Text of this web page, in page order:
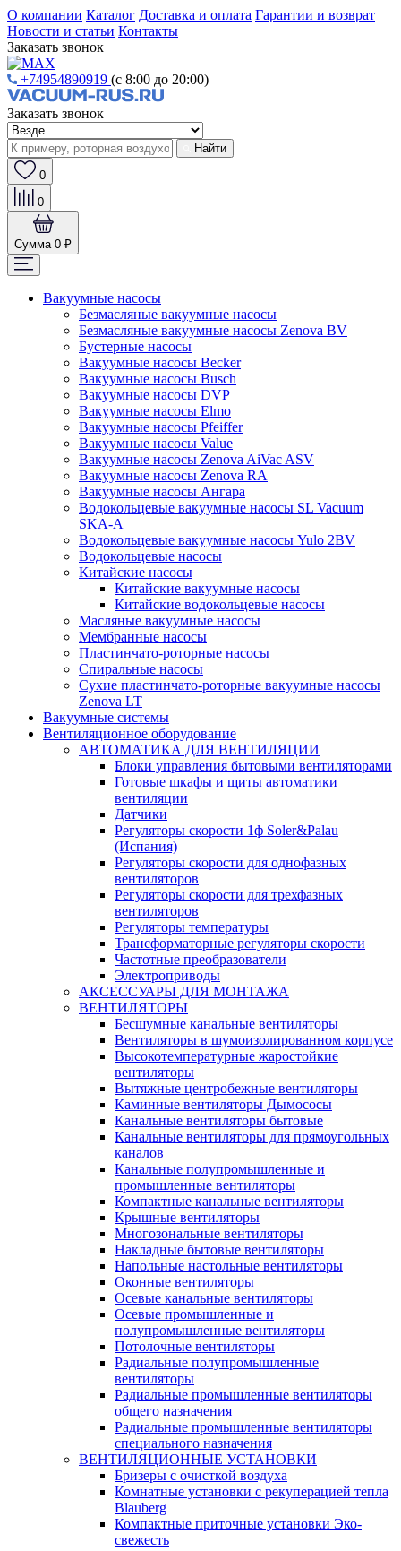
О компании Каталог Доставка и оплата Гарантии и возврат
Новости и статьи Контакты
Заказать звонок
+74954890919 (с 8:00 до 20:00)
Заказать звонок
Найти
0
0
Сумма 0 ₽
Вакуумные насосы
Безмасляные вакуумные насосы
Безмасляные вакуумные насосы Zenova BV
Бустерные насосы
Вакуумные насосы Becker
Вакуумные насосы Busch
Вакуумные насосы DVP
Вакуумные насосы Elmo
Вакуумные насосы Pfeiffer
Вакуумные насосы Value
Вакуумные насосы Zenova AiVac ASV
Вакуумные насосы Zenova RA
Вакуумные насосы Ангара
Водокольцевые вакуумные насосы SL Vacuum
SKA-A
Водокольцевые вакуумные насосы Yulo 2BV
Водокольцевые насосы
Китайские насосы
Китайские вакуумные насосы
Китайские водокольцевые насосы
Масляные вакуумные насосы
Мембранные насосы
Пластинчато-роторные насосы
Спиральные насосы
Сухие пластинчато-роторные вакуумные насосы
Zenova LT
Вакуумные системы
Вентиляционное оборудование
АВТОМАТИКА ДЛЯ ВЕНТИЛЯЦИИ
Блоки управления бытовыми вентиляторами
Готовые шкафы и щиты автоматики
вентиляции
Датчики
Регуляторы скорости 1ф Soler&Palau
(Испания)
Регуляторы скорости для однофазных
вентиляторов
Регуляторы скорости для трехфазных
вентиляторов
Регуляторы температуры
Трансформаторные регуляторы скорости
Частотные преобразователи
Электроприводы
АКСЕССУАРЫ ДЛЯ МОНТАЖА
ВЕНТИЛЯТОРЫ
Бесшумные канальные вентиляторы
Вентиляторы в шумоизолированном корпусе
Высокотемпературные жаростойкие
вентиляторы
Вытяжные центробежные вентиляторы
Каминные вентиляторы Дымососы
Канальные вентиляторы бытовые
Канальные вентиляторы для прямоугольных
каналов
Канальные полупромышленные и
промышленные вентиляторы
Компактные канальные вентиляторы
Крышные вентиляторы
Многозональные вентиляторы
Накладные бытовые вентиляторы
Напольные настольные вентиляторы
Оконные вентиляторы
Осевые канальные вентиляторы
Осевые промышленные и
полупромышленные вентиляторы
Потолочные вентиляторы
Радиальные полупромышленные
вентиляторы
Радиальные промышленные вентиляторы
общего назначения
Радиальные промышленные вентиляторы
специального назначения
ВЕНТИЛЯЦИОННЫЕ УСТАНОВКИ
Бризеры с очисткой воздуха
Комнатные установки с рекуперацией тепла
Blauberg
Компактные приточные установки Эко-
свежесть